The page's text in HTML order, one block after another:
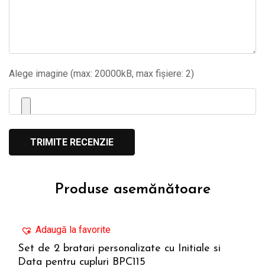
Alege imagine (max: 20000kB, max fișiere: 2)
Produse asemănătoare
Adaugă la favorite
Set de 2 bratari personalizate cu Initiale si
Data pentru cupluri BPC115